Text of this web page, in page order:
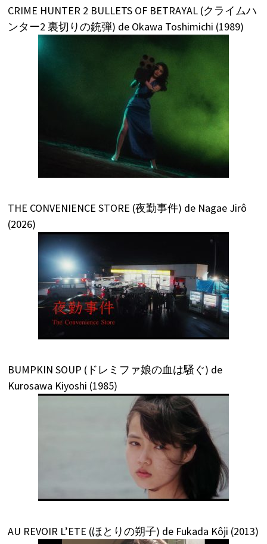
CRIME HUNTER 2 BULLETS OF BETRAYAL (クライムハ
ンター2 裏切りの銃弾) de Okawa Toshimichi (1989)
THE CONVENIENCE STORE (夜勤事件) de Nagae Jirô
(2026)
BUMPKIN SOUP (ドレミファ娘の血は騒ぐ) de
Kurosawa Kiyoshi (1985)
AU REVOIR L’ETE (ほとりの朔子) de Fukada Kôji (2013)